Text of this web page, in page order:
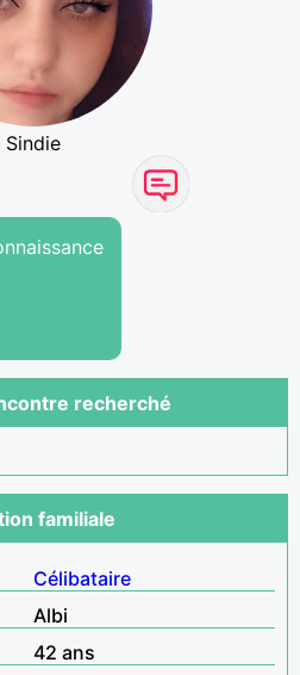
Sindie
recherché
familiale
Célibataire
Albi
42 ans